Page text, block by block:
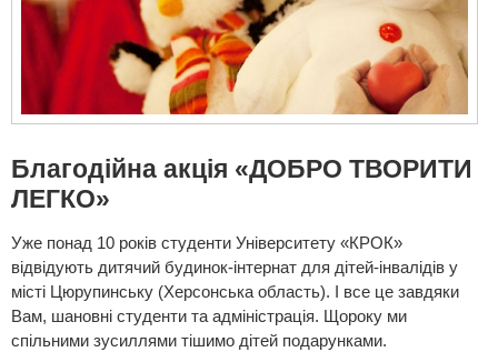
Благодійна акція «ДОБРО ТВОРИТИ
ЛЕГКО»
Уже понад 10 років студенти Університету «КРОК»
відвідують дитячий будинок-інтернат для дітей-інвалідів у
місті Цюрупинську (Херсонська область). І все це завдяки
Вам, шановні студенти та адміністрація. Щороку ми
спільними зусиллями тішимо дітей подарунками.